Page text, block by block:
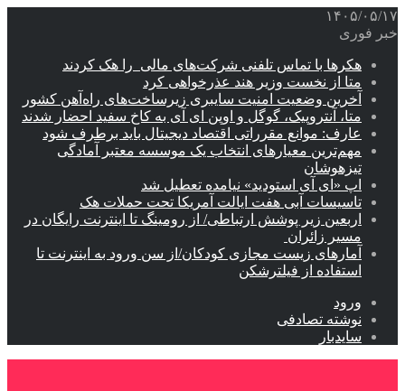
۱۴۰۵/۰۵/۱۷
خبر فوری
هکرها با تماس تلفنی شرکت‌های مالی را هک کردند
متا از نخست وزیر هند عذرخواهی کرد
آخرین وضعیت امنیت سایبری زیرساخت‌های راه‌آهن کشور
متا، آنتروپیک، گوگل و اوپن ای آی به کاخ سفید احضار شدند
عارف: موانع مقرراتی اقتصاد دیجیتال باید برطرف شود
مهم‌ترین معیارهای انتخاب یک موسسه معتبر آمادگی
تیزهوشان
اپ «ای آی استودید» نیامده تعطیل شد
تاسیسات آبی هفت ایالت آمریکا تحت حملات هک
اربعین زیر پوشش ارتباطی/ از رومینگ تا اینترنت رایگان در
مسیر زائران
آمارهای زیست مجازی کودکان/از سن ورود به اینترنت تا
استفاده از فیلترشکن
ورود
نوشته تصادفی
سایدبار